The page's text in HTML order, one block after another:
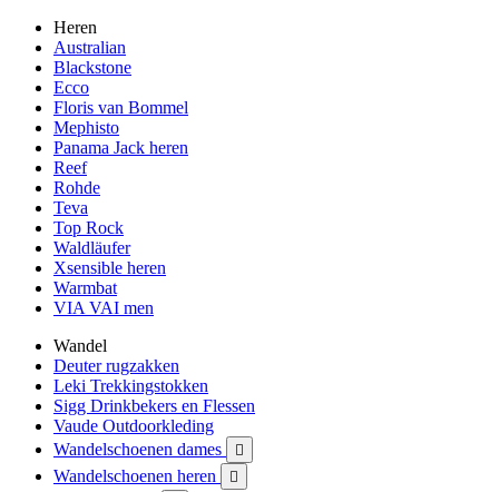
Heren
Australian
Blackstone
Ecco
Floris van Bommel
Mephisto
Panama Jack heren
Reef
Rohde
Teva
Top Rock
Waldläufer
Xsensible heren
Warmbat
VIA VAI men
Wandel
Deuter rugzakken
Leki Trekkingstokken
Sigg Drinkbekers en Flessen
Vaude Outdoorkleding
Wandelschoenen dames

Wandelschoenen heren 